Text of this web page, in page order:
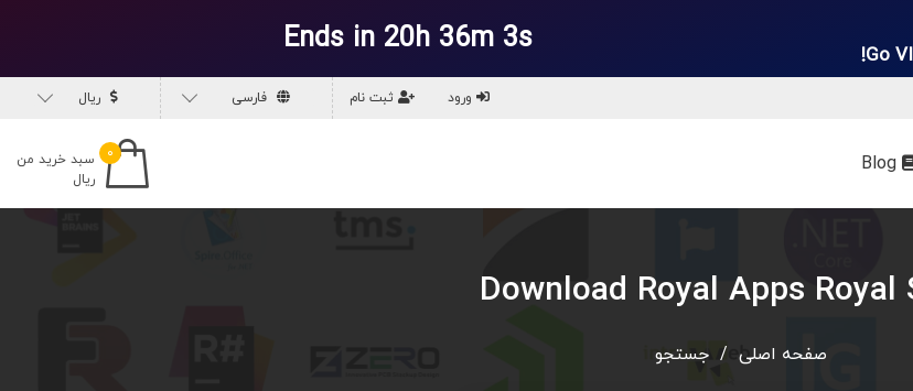
Go
Ends in 20h 36m 3s
ورود ثبت نام فارسی ریال
۰
سبد خرید من
ریال
Download Royal Apps Royal
صفحه اصلی / جستجو